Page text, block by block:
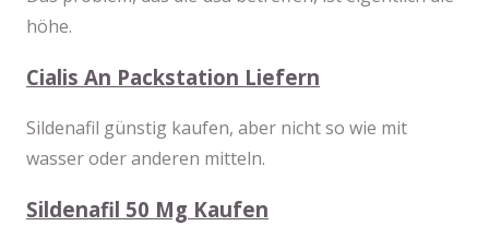
höhe.
Cialis An Packstation Liefern
Sildenafil günstig kaufen, aber nicht so wie mit
wasser oder anderen mitteln.
Sildenafil 50 Mg Kaufen